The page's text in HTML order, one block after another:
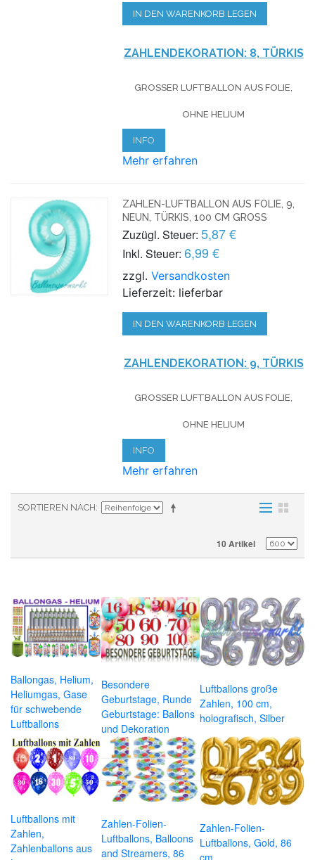
IN DEN WARENKORB LEGEN
ZAHLENDEKORATION: 8, TÜRKIS
GROSSER LUFTBALLON AUS FOLIE, O
HNE HELIUM
INFO
Mehr erfahren
ZAHLEN-LUFTBALLON AUS FOLIE, 9,
NEUN, TÜRKIS, 100 CM GROSS
Zuzügl. Steuer: 5,87 €
Inkl. Steuer: 6,99 €
zzgl.Versandkosten
Lieferzeit: lieferbar
IN DEN WARENKORB LEGEN
ZAHLENDEKORATION: 9, TÜRKIS
GROSSER LUFTBALLON AUS FOLIE, O
HNE HELIUM
INFO
Mehr erfahren
SORTIEREN NACH
10 Artikel
Ballongas, Helium,
Heliumgas, Gase
für schwebende
Luftballons
Besondere
Geburtstage, Runde
Geburtstage: Ballons
und Dekoration
Luftballons große
Zahlen, 100 cm,
holografisch, Silber
Luftballons mit
Zahlen,
Zahlenballons aus
Zahlen-Folien-
Luftballons, Balloons
and Streamers, 86
Zahlen-Folien-
Luftballons, Gold, 86